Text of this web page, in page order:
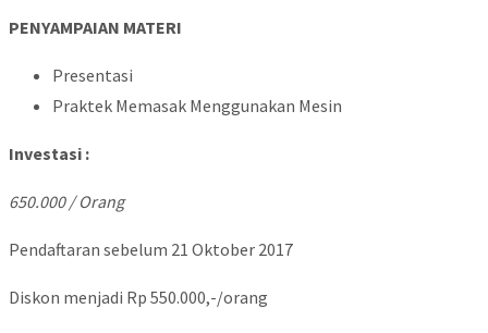
PENYAMPAIAN MATERI
Presentasi
Praktek Memasak Menggunakan Mesin
Investasi :
650.000 / Orang
Pendaftaran sebelum 21 Oktober 2017
Diskon menjadi Rp 550.000,-/orang